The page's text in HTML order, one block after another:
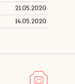
21.05.2020
14.05.2020